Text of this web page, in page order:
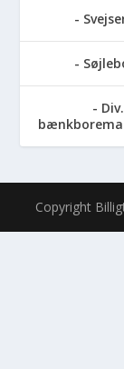
Copyright